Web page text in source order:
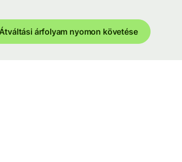
árfolyam nyomon követése